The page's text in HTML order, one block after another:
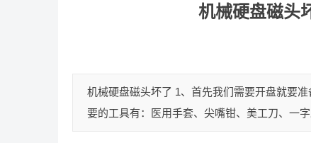
机械硬盘磁头
机械硬盘磁头坏了 1、首先我们需要开盘就要
要的工具有：医用手套、尖嘴钳、美工刀、一